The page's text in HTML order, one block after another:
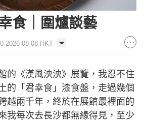
食｜圍爐談藝
2026-08-08 HKT
的《漢風泱泱》展覽，我忍不住
的「君幸食」漆食盤，走過幾個
越兩千年，終於在展館最裡面的
我每次去長沙都無緣得見，至少